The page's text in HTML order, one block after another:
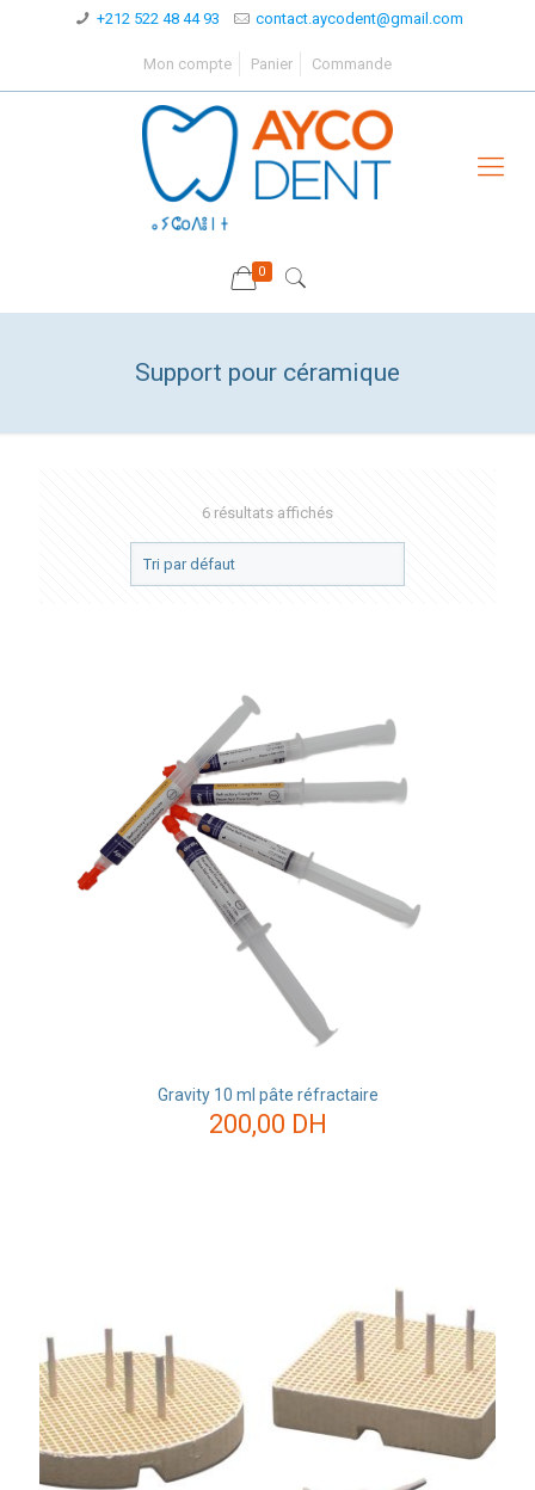
+212 522 48 44 93 contact.aycodent@gmail.com
Mon compte Panier Commande
0
Support pour céramique
6 résultats affichés
Gravity 10 ml pâte réfractaire
200,00 DH